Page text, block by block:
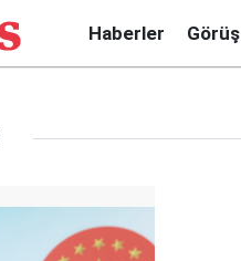
Haberler Görüş